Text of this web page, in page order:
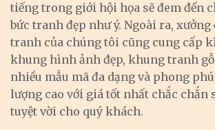
tiếng trong giới hội họa sẽ đem đến
bức tranh đẹp như ý. Ngoài ra,
tranh của chúng tôi cũng cung cấp
khung hình ảnh đẹp, khung tranh
nhiều mẫu mã đa dạng và phong
lượng cao với giá tốt nhất chắc chắn
tuyệt vời cho quý khách.